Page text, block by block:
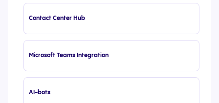
Contact Center Hub
Microsoft Teams Integration
AI-bots